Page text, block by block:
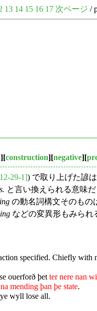
13 14 15 16 17 次ページ /
][construction][negative][
29-1]) で取り上げた諺
と言い換えられる意味だ
の動名詞構文そのもの
などの変異形もみられ
specified. Chiefly with
ouerforð þet ter nere nan
mending þan þe state.
wyll lose all.